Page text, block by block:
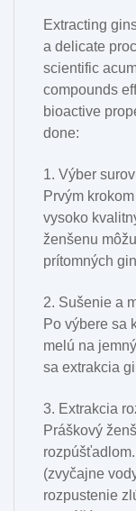
Extracting
a delicate
scientific
compounds
bioactive
done:
1. Výber
Prvým
vysoko
ženšenu
prítomných
2. Sušenie a
Po výbere sa
melú na
sa extrakcia
3. Extrakcia
Práškový
(zvyčajne
rozpustenie